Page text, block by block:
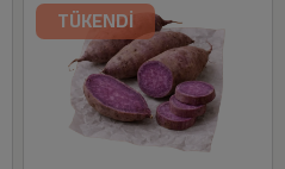
TÜKENDİ